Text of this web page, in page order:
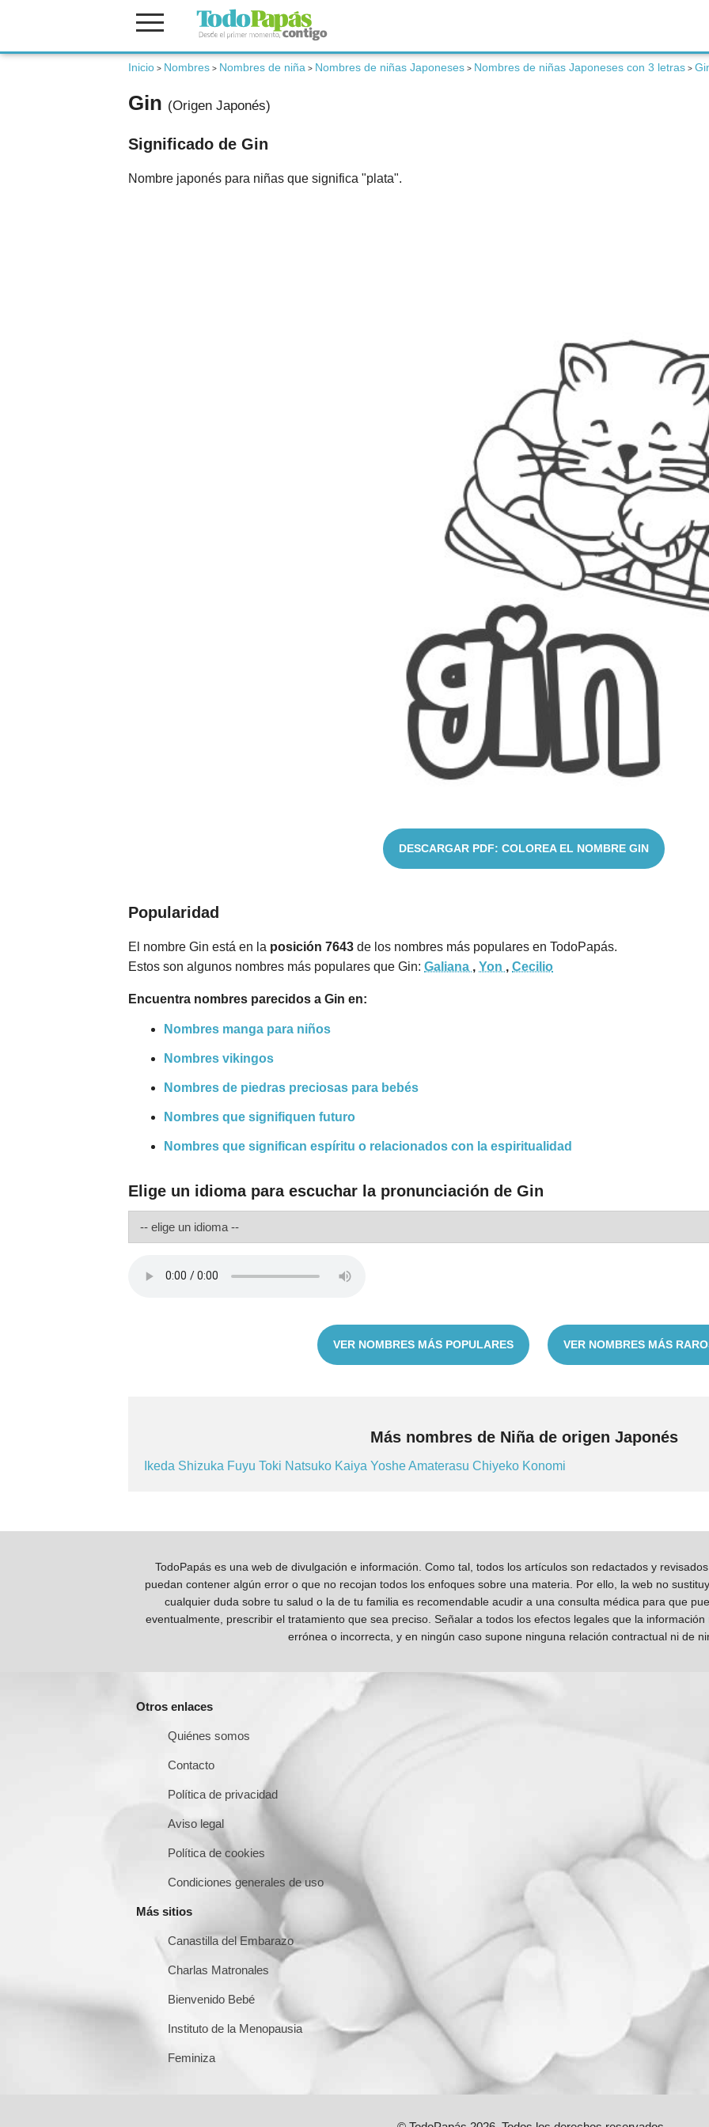
Inicio > Nombres > Nombres de niña > Nombres de niñas Japoneses > Nombres de niñas Japoneses con 3 letras >
Gin (Origen Japonés)
Significado de Gin
Nombre japonés para niñas que significa "plata".
DESCARGAR PDF: COLOREA EL NOMBRE GIN
Popularidad
El nombre Gin está en la posición 7643 de los nombres más populares en TodoPapás.
Estos son algunos nombres más populares que Gin: Galiana , Yon , Cecilio
Encuentra nombres parecidos a Gin en:
Nombres manga para niños
Nombres vikingos
Nombres de piedras preciosas para bebés
Nombres que signifiquen futuro
Nombres que significan espíritu o relacionados con la espiritualidad
Elige un idioma para escuchar la pronunciación de Gin
VER NOMBRES MÁS POPULARES VER NOMBRES MÁS
Más nombres de Niña de origen Japonés
Ikeda Shizuka Fuyu Toki Natsuko Kaiya YosheAmaterasu Chiyeko Konomi
TodoPapás es una web de divulgación e información. Como tal, todos los artículos son redactados y
puedan contener algún error o que no recojan todos los enfoques sobre una materia. Por ello, la web no
cualquier duda sobre tu salud o la de tu familia es recomendable acudir a una consulta médica para que
eventualmente, prescribir el tratamiento que sea preciso. Señalar a todos los efectos legales que la
errónea o incorrecta, y en ningún caso supone ninguna relación contractual ni de
Otros enlaces
Quiénes somos
Contacto
Política de privacidad
Aviso legal
Política de cookies
Condiciones generales de uso
Más sitios
Canastilla del Embarazo
Charlas Matronales
Bienvenido Bebé
Instituto de la Menopausia
Feminiza